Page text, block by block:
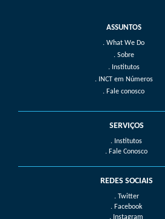
What We Do
Sobre
Institutos
INCT em Números
Fale conosco
SERVIÇOS
. Institutos
. Fale Conosco
REDES SOCIAIS
. Twitter
. Facebook
. Instagram